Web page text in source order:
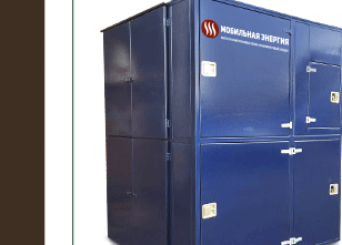
21.03.2017
Комплектная трансформаторная
подстанция 6 МВА (морское
исполнение, IP56)